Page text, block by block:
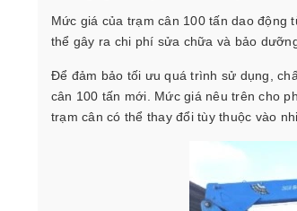
Mức giá của trạm cân 100 tấn dao động
thể gây ra chi phí sửa chữa và bảo
Để đảm bảo tối ưu quá trình sử dụng,
cân 100 tấn mới. Mức giá nêu trên cho
trạm cân có thể thay đổi tùy thuộc vào